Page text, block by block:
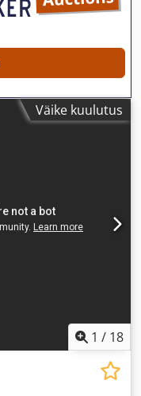
Väike kuulutus
1 / 18